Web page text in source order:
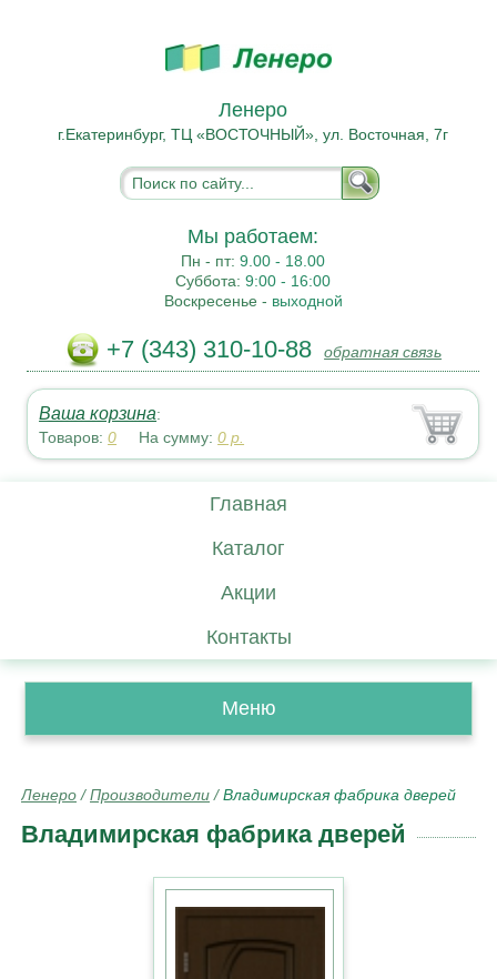
Ленеро
г.Екатеринбург, ТЦ «ВОСТОЧНЫЙ», ул. Восточная, 7г
Мы работаем:
Пн - пт:9.00 - 18.00
Суббота:9:00 - 16:00
Воскресенье - выходной
+7 (343) 310-10-88 обратная связь
Ваша корзина:
Товаров:0 На сумму:0 р.
Главная
Каталог
Акции
Контакты
Меню
Ленеро /Производители /Владимирская фабрика дверей
Владимирская фабрика дверей